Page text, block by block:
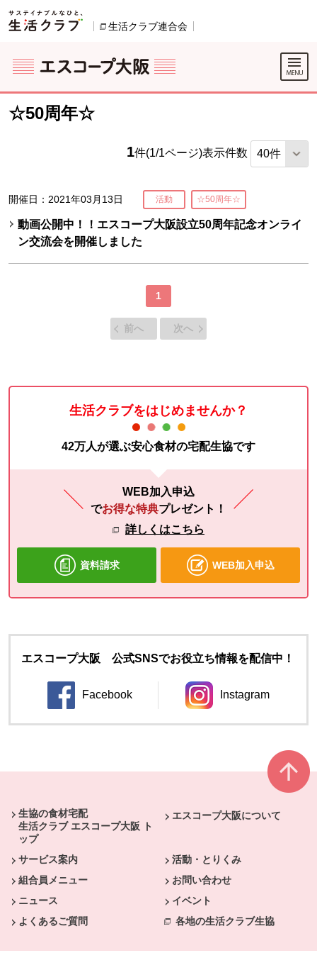
ページの先頭です。
生活クラブ連合会
ここからサイト内共通メニューです。
サイト内共通メニューをスキップする
サイト内共通メニューここまで。
☆50周年☆
1件(1/1ページ)表示件数
開催日：2021年03月13日 活動 ☆50周年☆
動画公開中！！エスコープ大阪設立50周年記念オンライ
ン交流会を開催しました
1
前へ 次へ
生活クラブをはじめませんか？
42万人が選ぶ安心食材の宅配生協です
WEB加入申込
でお得な特典プレゼント！
詳しくはこちら
資料請求 WEB加入申込
エスコープ大阪 公式SNSでお役立ち情報を配信中！
Facebook
別のウィンドウで開きます。
Instagram
別のウィンドウ
生協の食材宅配
生活クラブ エスコープ大阪 ト
ップ
エスコープ大阪について
サービス案内
活動・とりくみ
組合員メニュー
お問い合わせ
ニュース
イベント
よくあるご質問
各地の生活クラブ生協